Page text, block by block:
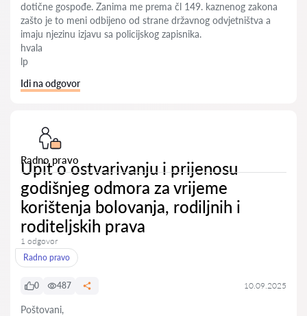
dotične gospođe. Zanima me prema čl 149. kaznenog zakona
zašto je to meni odbijeno od strane državnog odvjetništva a
imaju njezinu izjavu sa policijskog zapisnika.
hvala
lp
Idi na odgovor
Radno pravo
Upit o ostvarivanju i prijenosu
godišnjeg odmora za vrijeme
korištenja bolovanja, rodiljnih i
roditeljskih prava
1 odgovor
Radno pravo
0 487 10.09.2025
Poštovani,